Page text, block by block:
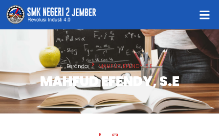
Beranda MAHFUD EFENDY, S.E
MAHFUD EFENDY, S.E